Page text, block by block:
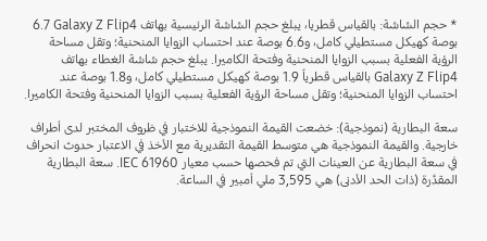
* حجم الشاشة: بالقياس قطريا، يبلغ حجم الشاشة الرئيسية بهاتف Galaxy Z Flip4 ‏6.7
بوصة كهيكل مستطيلي كامل، و6.6 بوصة عند احتساب الزوايا المنحنية؛ وتقل مساحة
الرؤية الفعلية بسبب الزوايا المنحنية وفتحة الكاميرا. يبلغ حجم شاشة الغطاء بهاتف
Galaxy Z Flip4 بالقياس قطرياً 1.9 بوصة كهيكل مستطيلي كامل، و1.8 بوصة عند
احتساب الزوايا المنحنية؛ وتقل مساحة الرؤية الفعلية بسبب الزوايا المنحنية وفتحة الكاميرا.
سعة البطارية (نموذجية): خضعت القيمة النموذجية للاختبار في ظروف المختبر لدى أطراف
خارجية. والقيمة النموذجية هي متوسط القيمة التقديرية مع الأخذ في الاعتبار حدوث انحراف
في سعة البطارية عن العينات التي تم فحصها حسب معيار IEC 61960. سعة البطارية
المقدَّرة (ذات الحد الأدنى) هي 3,595 ملي أمبير في الساعة.